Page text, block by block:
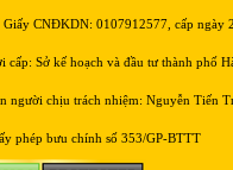
Giấy CNĐKDN: 0107912577, cấp ngày
cấp: Sở kế hoạch và đầu tư thành phố
người chịu trách nhiệm: Nguyễn Tiến
phép bưu chính số 353/GP-BTTT